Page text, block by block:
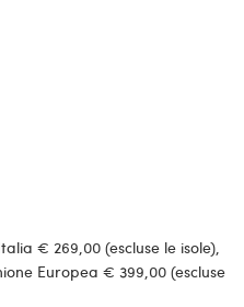
€ 269,00 (escluse le isole),
Europea € 399,00 (escluse